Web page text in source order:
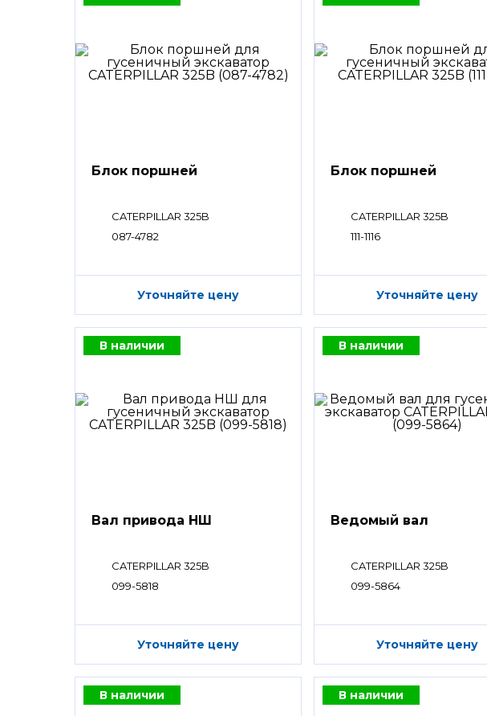
Блок поршней
CATERPILLAR 325B
087-4782
Уточняйте цену
Блок поршней
CATERPILLAR 325B
111-1116
Уточняйте цену
В наличии
Вал привода НШ
CATERPILLAR 325B
099-5818
Уточняйте цену
В наличии
Ведомый вал
CATERPILLAR 325B
099-5864
Уточняйте цену
В наличии В наличии